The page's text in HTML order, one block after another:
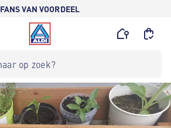
FANS VAN VOORDEEL